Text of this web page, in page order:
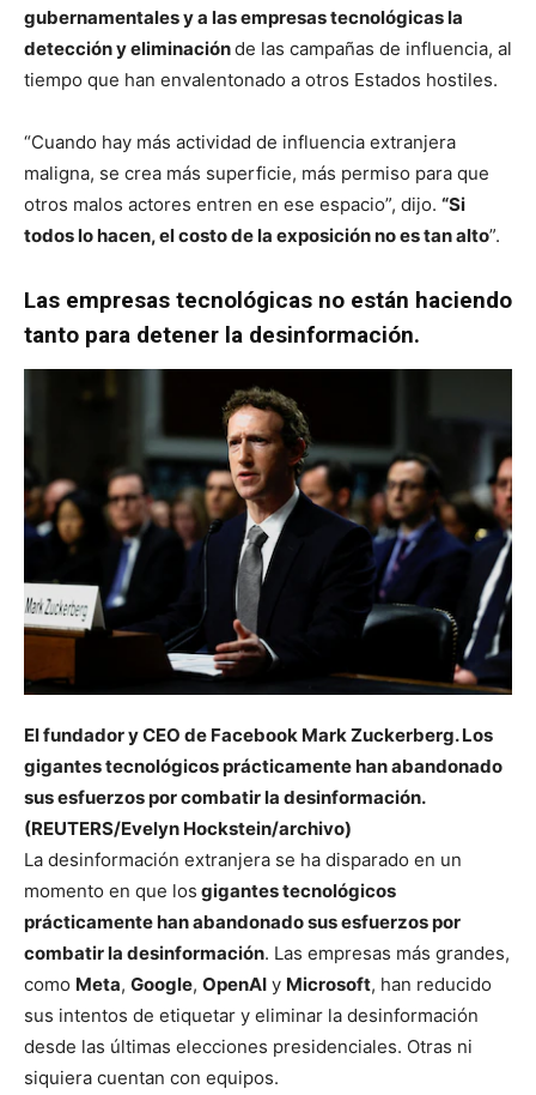
gubernamentales y a las empresas tecnológicas la
detección y eliminaciónde las campañas de influencia, al
tiempo que han envalentonado a otros Estados hostiles.
“Cuando hay más actividad de influencia extranjera
maligna, se crea más superficie, más permiso para que
otros malos actores entren en ese espacio”, dijo. “Si
todos lo hacen, el costo de la exposición no es tan alto”.
Las empresas tecnológicas no están haciendo
tanto para detener la desinformación.
El fundador y CEO de Facebook Mark Zuckerberg. Los
gigantes tecnológicos prácticamente han abandonado
sus esfuerzos por combatir la desinformación.
(REUTERS/Evelyn Hockstein/archivo)
La desinformación extranjera se ha disparado en un
momento en que los gigantes tecnológicos
prácticamente han abandonado sus esfuerzos por
combatir la desinformación. Las empresas más grandes,
como Meta, Google, OpenAI y Microsoft, han reducido
sus intentos de etiquetar y eliminar la desinformación
desde las últimas elecciones presidenciales. Otras ni
siquiera cuentan con equipos.